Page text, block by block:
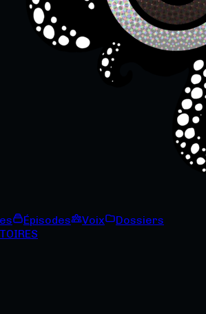
Épisodes Voix
Dossiers